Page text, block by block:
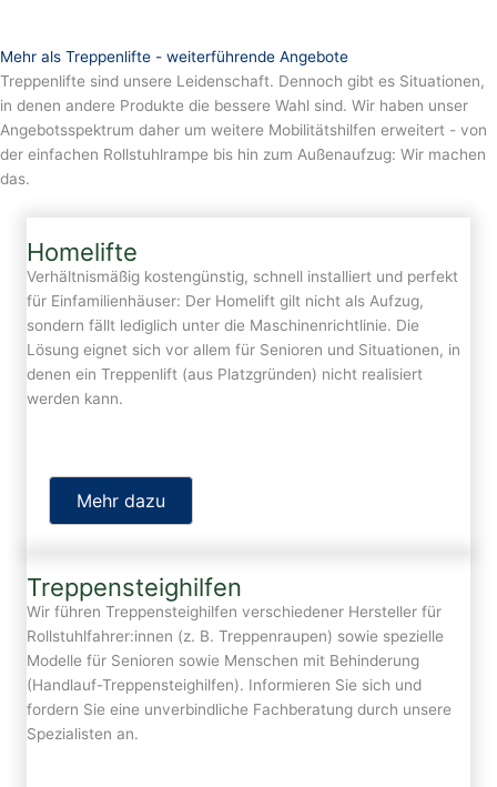
Mehr als Treppenlifte - weiterführende Angebote
Treppenlifte sind unsere Leidenschaft. Dennoch gibt es Situationen,
in denen andere Produkte die bessere Wahl sind. Wir haben unser
Angebotsspektrum daher um weitere Mobilitätshilfen erweitert - von
der einfachen Rollstuhlrampe bis hin zum Außenaufzug: Wir machen
das.
Homelifte
Verhältnismäßig kostengünstig, schnell installiert und perfekt
für Einfamilienhäuser: Der Homelift gilt nicht als Aufzug,
sondern fällt lediglich unter die Maschinenrichtlinie. Die
Lösung eignet sich vor allem für Senioren und Situationen, in
denen ein Treppenlift (aus Platzgründen) nicht realisiert
werden kann.
Mehr dazu
Treppensteighilfen
Wir führen Treppensteighilfen verschiedener Hersteller für
Rollstuhlfahrer:innen (z. B. Treppenraupen) sowie spezielle
Modelle für Senioren sowie Menschen mit Behinderung
(Handlauf-Treppensteighilfen). Informieren Sie sich und
fordern Sie eine unverbindliche Fachberatung durch unsere
Spezialisten an.